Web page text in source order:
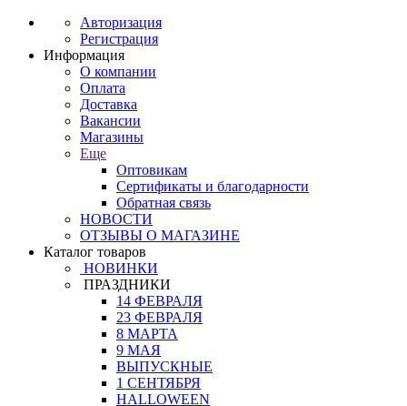
Авторизация
Регистрация
Информация
О компании
Оплата
Доставка
Вакансии
Магазины
Еще
Оптовикам
Сертификаты и благодарности
Обратная связь
НОВОСТИ
ОТЗЫВЫ О МАГАЗИНЕ
Каталог товаров
НОВИНКИ
ПРАЗДНИКИ
14 ФЕВРАЛЯ
23 ФЕВРАЛЯ
8 МАРТА
9 МАЯ
ВЫПУСКНЫЕ
1 СЕНТЯБРЯ
HALLOWEEN